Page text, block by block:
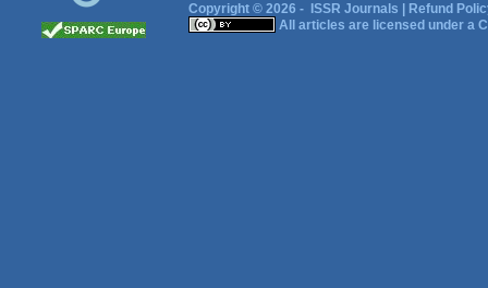
Copyright © 2026 - ISSR Journals
Refund
All articles are licensed under a